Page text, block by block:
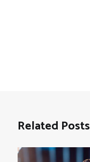
Related Posts